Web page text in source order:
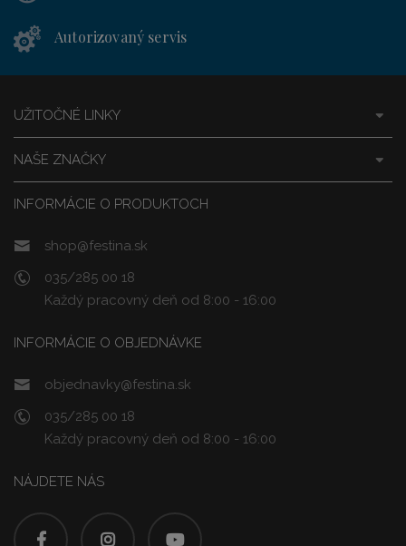
Autorizovaný servis
INFORMÁCIE O PRODUKTOCH
shop@festina.sk
035/285 00 18
Každý pracovný deň od 8:00 - 16:00
INFORMÁCIE O OBJEDNÁVKE
objednavky@festina.sk
035/285 00 18
Každý pracovný deň od 8:00 - 16:00
NAŠE ZNAČKY
UŽITOČNÉ LINKY
NÁJDETE NÁS